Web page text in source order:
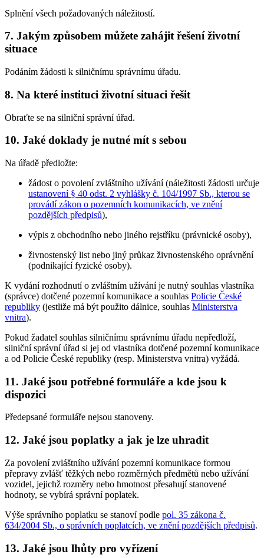
Splnění všech požadovaných náležitostí.
7. Jakým způsobem můžete zahájit řešení životní
situace
Podáním žádosti k silničnímu správnímu úřadu.
8. Na které instituci životní situaci řešit
Obraťte se na silniční správní úřad.
10. Jaké doklady je nutné mít s sebou
Na úřadě předložte:
žádost o povolení zvláštního užívání (náležitosti žádosti určuje
ustanovení § 40 odst. 2 vyhlášky č. 104/1997 Sb., kterou se
provádí zákon o pozemních komunikacích, ve znění
pozdějších předpisů),
výpis z obchodního nebo jiného rejstříku (právnické osoby),
živnostenský list nebo jiný průkaz živnostenského oprávnění
(podnikající fyzické osoby).
K vydání rozhodnutí o zvláštním užívání je nutný souhlas vlastníka
(správce) dotčené pozemní komunikace a souhlas Policie České
republiky (jestliže má být použito dálnice, souhlas Ministerstva
vnitra).
Pokud žadatel souhlas silničnímu správnímu úřadu nepředloží,
silniční správní úřad si jej od vlastníka dotčené pozemní komunikace
a od Policie České republiky (resp. Ministerstva vnitra) vyžádá.
11. Jaké jsou potřebné formuláře a kde jsou k
dispozici
Předepsané formuláře nejsou stanoveny.
12. Jaké jsou poplatky a jak je lze uhradit
Za povolení zvláštního užívání pozemní komunikace formou
přepravy zvlášť těžkých nebo rozměrných předmětů nebo užívání
vozidel, jejichž rozměry nebo hmotnost přesahují stanovené
hodnoty, se vybírá správní poplatek.
Výše správního poplatku se stanoví podle pol. 35 zákona č.
634/2004 Sb., o správních poplatcích, ve znění pozdějších předpisů.
13. Jaké jsou lhůty pro vyřízení